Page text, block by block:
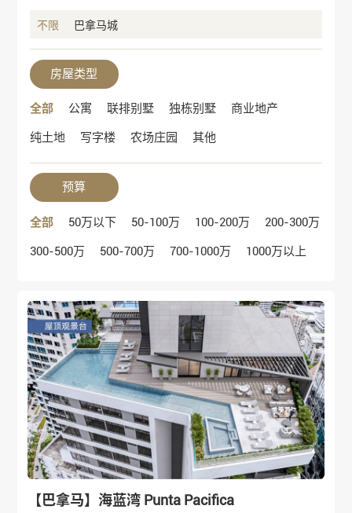
不限 巴拿马城
房屋类型
全部 公寓 联排别墅 独栋别墅 商业地产
纯土地 写字楼 农场庄园 其他
预算
全部 50万以下 50-100万 100-200万 200-300万
300-500万 500-700万 700-1000万 1000万以上
【巴拿马】海蓝湾 Punta Pacifica